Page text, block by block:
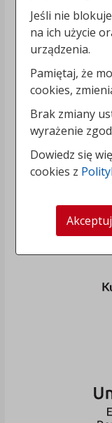
Jeśli nie
na ich użycie
urządzenia.
Pamiętaj, że
cookies,
Brak zmiany
wyrażenie
Dowiedz się
cookies z